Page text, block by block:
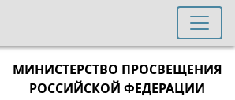
МИНИСТЕРСТВО ПРОСВЕЩЕНИЯ
РОССИЙСКОЙ ФЕДЕРАЦИИ